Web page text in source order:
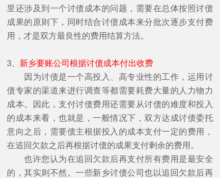
里还涉及到一个讨债成本的问题，需要在总体按照讨债
成果的原则下，同时结合讨债成本来分批次逐步支付费
用，才是双方最良性的费用结算方法。
3、 新乡要账公司根据讨债成本付出收费
因为讨债是一个高投入、高专业性的工作，运用讨
债专家的渠道来进行调查等都需要耗费大量的人力物力
成本。因此，支付讨债费用还需要从讨债的难度和投入
的成本来看，也就是，一般情况下，双方达成讨债委托
意向之后，需要债主根据投入的成本支付一定的费用，
在追回欠款之后再根据讨债的成果支付剩余的费用。
也许您认为在追回欠款后再支付所有费用是最安全
的，其实则不然。一些新乡讨债公司也以追回欠款后再